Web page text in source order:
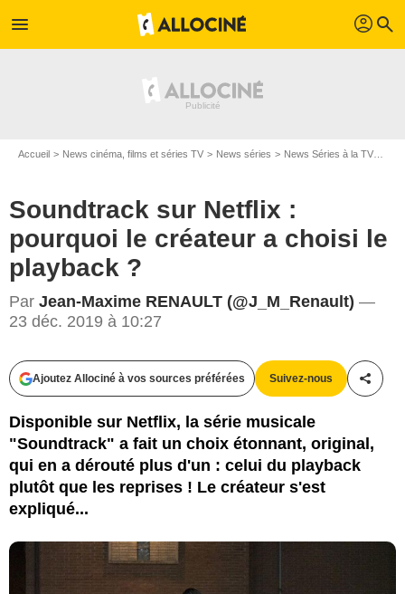
menu profil search
Accueil News cinéma, films et séries TV News séries News Séries à la TV
Soundtrack sur Netflix :
pourquoi le créateur a choisi le
playback ?
Par Jean-Maxime RENAULT (@J_M_Renault) —
23 déc. 2019 à 10:27
Ajoutez Allociné à vos sources préférées Suivez-nous
Disponible sur Netflix, la série musicale
"Soundtrack" a fait un choix étonnant, original,
qui en a dérouté plus d'un : celui du playback
plutôt que les reprises ! Le créateur s'est
expliqué...